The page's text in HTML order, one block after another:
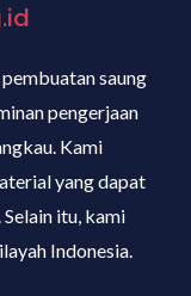
saung
pengerjaan
Kami
yang dapat
itu, kami
Indonesia.